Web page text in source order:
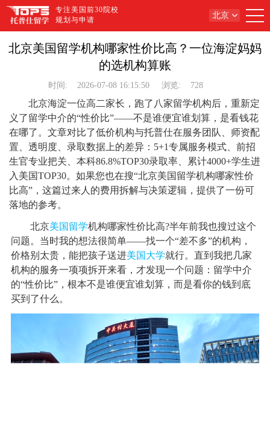
专注美国前30院校
规划与申请
北京
北京美国留学机构哪家性价比高？一位海淀妈妈
的选机构算账
时间: 2026-07-08 16:15:50 浏览: 728
北京海淀一位高二家长，跑了八家留学机构后，重新定
义了留学中介的“性价比”——不是谁便宜谁划算，是看钱花
在哪了。文章对比了低价机构与托普仕在服务团队、师资配
置、透明度、录取数据上的差异：5+1专属服务模式、前招
生官专业把关、本科86.8%TOP30录取率、累计4000+学生进
入美国TOP30。如果您也在搜“北京美国留学机构哪家性价
比高”，这篇过来人的费用拆解与决策逻辑，提供了一份可
落地的参考。
北京美国留学机构哪家性价比高?半年前我也搜过这个
问题。当时我的想法很简单——找一个“差不多”的机构，
价格别太贵，能把孩子送进美国大学就行。直到我把几家
机构的服务一项项拆开来看，才发现一个问题：留学中介
的“性价比”，根本不是谁便宜谁划算，而是看你的钱到底
买到了什么。